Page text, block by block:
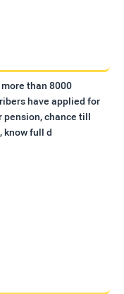
more than 8000
have applied for
pension, chance till
know full d